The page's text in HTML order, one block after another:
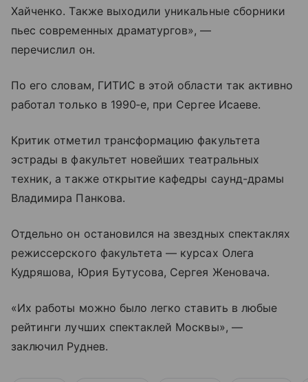
Хайченко. Также выходили уникальные сборники
пьес современных драматургов», —
перечислил он.
По его словам, ГИТИС в этой области так активно
работал только в 1990‑е, при Сергее Исаеве.
Критик отметил трансформацию факультета
эстрады в факультет новейших театральных
техник, а также открытие кафедры саунд-драмы
Владимира Панкова.
Отдельно он остановился на звездных спектаклях
режиссерского факультета — курсах Олега
Кудряшова, Юрия Бутусова, Сергея Женовача.
«Их работы можно было легко ставить в любые
рейтинги лучших спектаклей Москвы», —
заключил Руднев.